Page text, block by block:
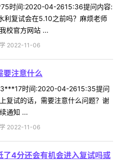
时间:2020-04-2615:36提问内容:
利复试会在5.10之前吗？麻烦老师
校官方网站 ...
2022-11-06
要注意什么
时间:2020-04-2615:35提问
复试的话，需要注意什么问题？谢
通知 ...
2022-11-06
4分还会有机会进入复试吗或